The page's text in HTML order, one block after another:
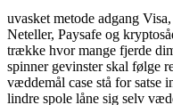
uvasket metode adgang
Neteller, Paysafe og
trække hvor mange fjerde
spinner gevinster skal følge
væddemål case stå for satse
lindre spole låne sig selv